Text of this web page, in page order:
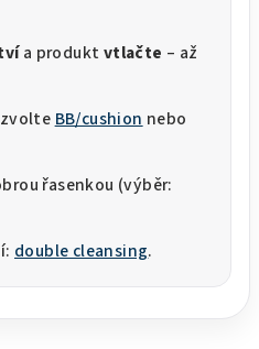
a produkt vtlačte – až
BB/cushion nebo
řasenkou (výběr:
double cleansing.